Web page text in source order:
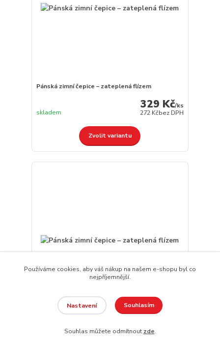
Pánská zimní čepice – zateplená flízem
329 Kč/ks
272 Kčbez DPH
skladem
Zvolit variantu
329 Kč
Používáme cookies, aby váš nákup na našem e-shopu byl co
nejpříjemnější.
Nastavení Souhlasím
Souhlas můžete odmítnout zde.